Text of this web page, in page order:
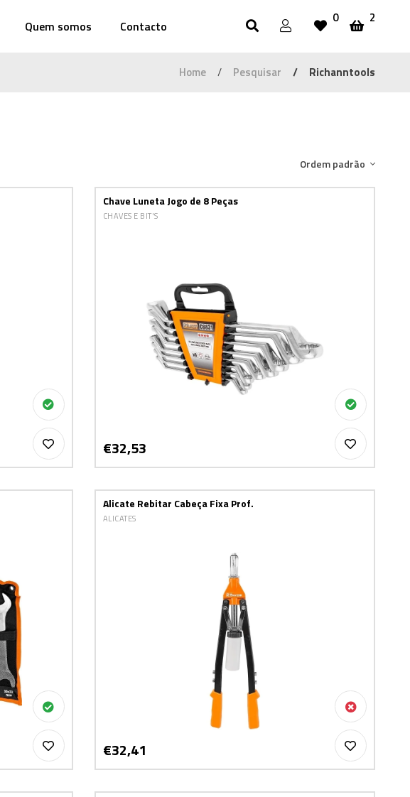
Quem somos Contacto
0 2
Home Pesquisar Richanntools
Ordem padrão
Chave Luneta Jogo de 8 Peças
CHAVES E BIT'S
€32,53
Alicate Rebitar Cabeça Fixa Prof.
ALICATES
€32,41